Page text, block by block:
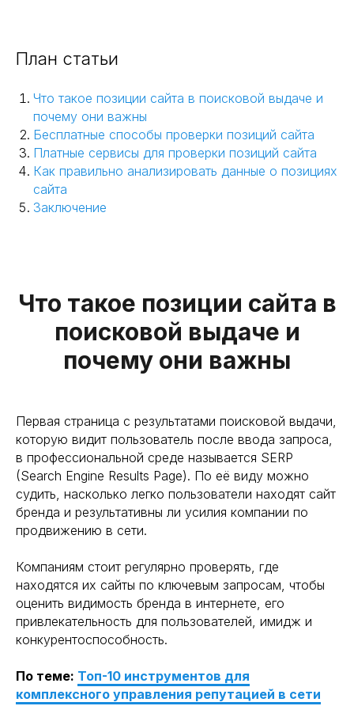
План статьи
Что такое позиции сайта в поисковой выдаче и
почему они важны
Бесплатные способы проверки позиций сайта
Платные сервисы для проверки позиций сайта
Как правильно анализировать данные о позициях
сайта
Заключение
Что такое позиции сайта в
поисковой выдаче и
почему они важны
Первая страница с результатами поисковой выдачи,
которую видит пользователь после ввода запроса,
в профессиональной среде называется SERP
(Search Engine Results Page). По её виду можно
судить, насколько легко пользователи находят сайт
бренда и результативны ли усилия компании по
продвижению в сети.
Компаниям стоит регулярно проверять, где
находятся их сайты по ключевым запросам, чтобы
оценить видимость бренда в интернете, его
привлекательность для пользователей, имидж и
конкурентоспособность.
По теме: Топ-10 инструментов для
комплексного управления репутацией в сети